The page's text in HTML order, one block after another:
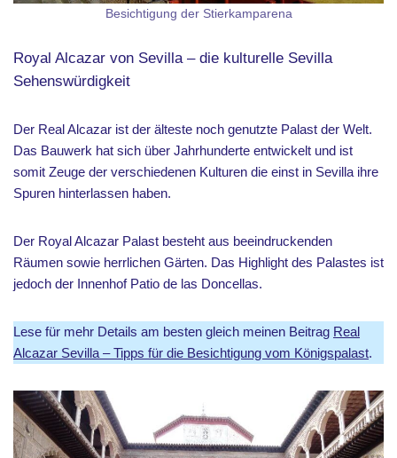
Besichtigung der Stierkamparena
Royal Alcazar von Sevilla – die kulturelle Sevilla
Sehenswürdigkeit
Der Real Alcazar ist der älteste noch genutzte Palast der Welt.
Das Bauwerk hat sich über Jahrhunderte entwickelt und ist
somit Zeuge der verschiedenen Kulturen die einst in Sevilla ihre
Spuren hinterlassen haben.
Der Royal Alcazar Palast besteht aus beeindruckenden
Räumen sowie herrlichen Gärten. Das Highlight des Palastes ist
jedoch der Innenhof Patio de las Doncellas.
Lese für mehr Details am besten gleich meinen Beitrag Real
Alcazar Sevilla – Tipps für die Besichtigung vom Königspalast.